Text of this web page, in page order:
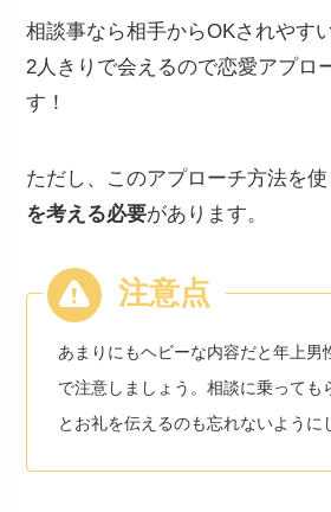
相談事なら相手からOKされやす
2人きりで会えるので恋愛アプロ
す！
ただし、このアプローチ方法を
を考える必要があります。
あまりにもヘビーな内容だと年上男
で注意しましょう。相談に乗っても
とお礼を伝えるのも忘れないように